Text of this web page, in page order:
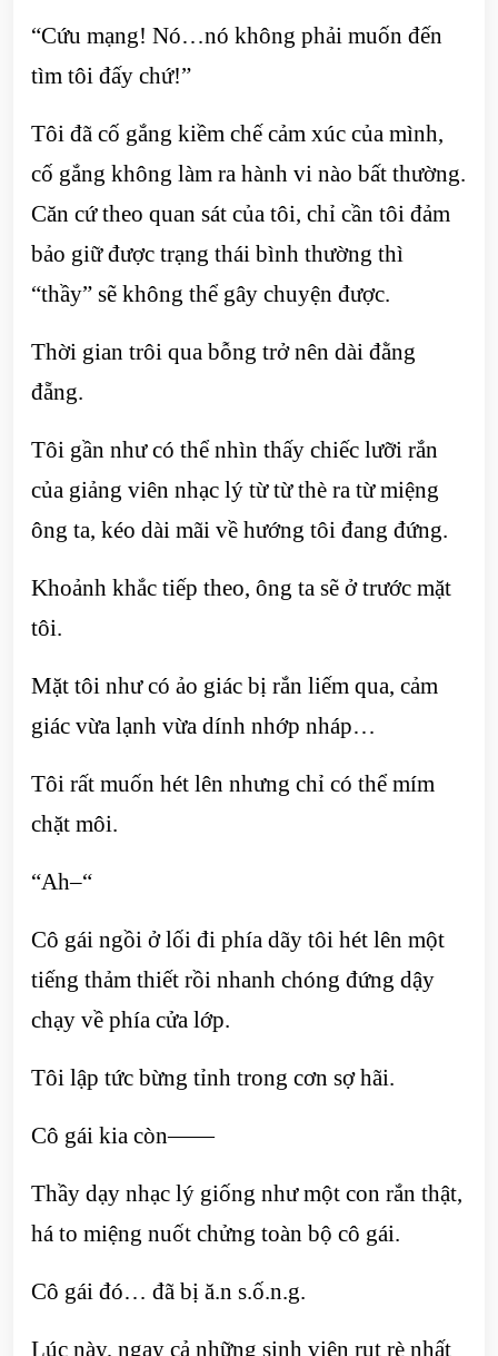
“Cứu mạng! Nó…nó không phải muốn đến
tìm tôi đấy chứ!”
Tôi đã cố gắng kiềm chế cảm xúc của mình,
cố gắng không làm ra hành vi nào bất thường.
Căn cứ theo quan sát của tôi, chỉ cần tôi đảm
bảo giữ được trạng thái bình thường thì
“thầy” sẽ không thể gây chuyện được.
Thời gian trôi qua bỗng trở nên dài đằng
đẵng.
Tôi gần như có thể nhìn thấy chiếc lưỡi rắn
của giảng viên nhạc lý từ từ thè ra từ miệng
ông ta, kéo dài mãi về hướng tôi đang đứng.
Khoảnh khắc tiếp theo, ông ta sẽ ở trước mặt
tôi.
Mặt tôi như có ảo giác bị rắn liếm qua, cảm
giác vừa lạnh vừa dính nhớp nháp…
Tôi rất muốn hét lên nhưng chỉ có thể mím
chặt môi.
“Ah–“
Cô gái ngồi ở lối đi phía dãy tôi hét lên một
tiếng thảm thiết rồi nhanh chóng đứng dậy
chạy về phía cửa lớp.
Tôi lập tức bừng tỉnh trong cơn sợ hãi.
Cô gái kia còn——
Thầy dạy nhạc lý giống như một con rắn thật,
há to miệng nuốt chửng toàn bộ cô gái.
Cô gái đó… đã bị ă.n s.ố.n.g.
Lúc này, ngay cả những sinh viên rụt rè nhất